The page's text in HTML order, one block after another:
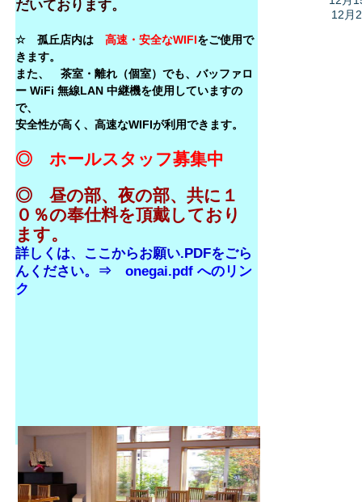
12月
だいております。
☆ 孤丘店内は 高速・安全なWIFIをご使用で
きます。
また、 茶室・離れ（個室）でも、バッファロ
ー WiFi 無線LAN 中継機を使用していますの
で、
安全性が高く、高速なWIFIが利用できます。
◎ ホールスタッフ募集中
◎ 昼の部、夜の部、共に１
０％の奉仕料を頂戴しており
ます。
詳しくは、ここからお願い.PDFをごら
んください。⇒ onegai.pdf へのリン
ク